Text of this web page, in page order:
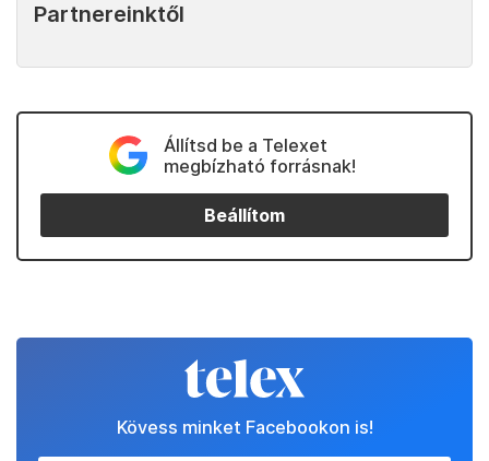
Partnereinktől
Állítsd be a Telexet
megbízható forrásnak!
Beállítom
Kövess minket Facebookon is!